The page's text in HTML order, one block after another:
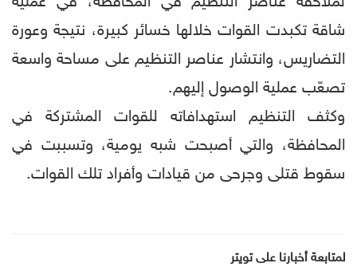
شاقة تكبدت القوات خلالها خسائر كبيرة، نتيجة وعورة
التضاريس، وانتشار عناصر التنظيم على مساحة واسعة
تصعّب عملية الوصول إليهم.
وكثف التنظيم استهدافاته للقوات المشتركة في
المحافظة، والتي أصبحت شبه يومية، وتسببت في
سقوط قتلى وجرحى من قيادات وأفراد تلك القوات.
لمتابعة أخبارنا على تويتر